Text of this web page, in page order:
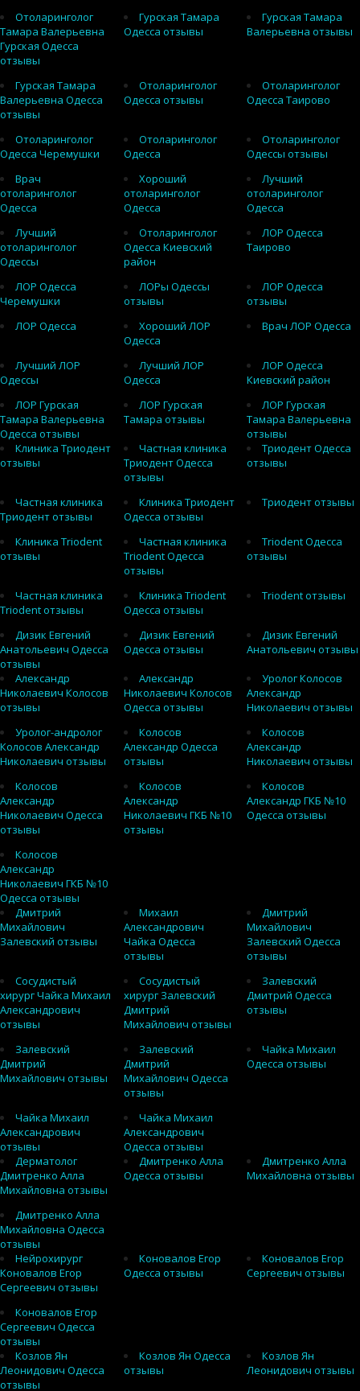
Отоларинголог
Тамара Валерьевна
Гурская Одесса
отзывы
Гурская Тамара
Одесса отзывы
Гурская Тамара
Валерьевна отзывы
Гурская Тамара
Валерьевна Одесса
отзывы
Отоларинголог
Одесса отзывы
Отоларинголог
Одесса Таирово
Отоларинголог
Одесса Черемушки
Отоларинголог
Одесса
Отоларинголог
Одессы отзывы
Врач
отоларинголог
Одесса
Хороший
отоларинголог
Одесса
Лучший
отоларинголог
Одесса
Лучший
отоларинголог
Одессы
Отоларинголог
Одесса Киевский
район
ЛОР Одесса
Таирово
ЛОР Одесса
Черемушки
ЛОРы Одессы
отзывы
ЛОР Одесса
отзывы
ЛОР Одесса
Хороший ЛОР
Одесса
Врач ЛОР Одесса
Лучший ЛОР
Одессы
Лучший ЛОР
Одесса
ЛОР Одесса
Киевский район
ЛОР Гурская
Тамара Валерьевна
Одесса отзывы
ЛОР Гурская
Тамара отзывы
ЛОР Гурская
Тамара Валерьевна
отзывы
Клиника Триодент
отзывы
Частная клиника
Триодент Одесса
отзывы
Триодент Одесса
отзывы
Частная клиника
Триодент отзывы
Клиника Триодент
Одесса отзывы
Триодент отзывы
Клиника Triodent
отзывы
Частная клиника
Triodent Одесса
отзывы
Triodent Одесса
отзывы
Частная клиника
Triodent отзывы
Клиника Triodent
Одесса отзывы
Triodent отзывы
Дизик Евгений
Анатольевич Одесса
отзывы
Дизик Евгений
Одесса отзывы
Дизик Евгений
Анатольевич отзывы
Александр
Николаевич Колосов
отзывы
Александр
Николаевич Колосов
Одесса отзывы
Уролог Колосов
Александр
Николаевич отзывы
Уролог-андролог
Колосов Александр
Николаевич отзывы
Колосов
Александр Одесса
отзывы
Колосов
Александр
Николаевич отзывы
Колосов
Александр
Николаевич Одесса
отзывы
Колосов
Александр
Николаевич ГКБ №10
отзывы
Колосов
Александр ГКБ №10
Одесса отзывы
Колосов
Александр
Николаевич ГКБ №10
Одесса отзывы
Дмитрий
Михайлович
Залевский отзывы
Михаил
Александрович
Чайка Одесса
отзывы
Дмитрий
Михайлович
Залевский Одесса
отзывы
Сосудистый
хирург Чайка Михаил
Александрович
отзывы
Сосудистый
хирург Залевский
Дмитрий
Михайлович отзывы
Залевский
Дмитрий Одесса
отзывы
Залевский
Дмитрий
Михайлович отзывы
Залевский
Дмитрий
Михайлович Одесса
отзывы
Чайка Михаил
Одесса отзывы
Чайка Михаил
Александрович
отзывы
Чайка Михаил
Александрович
Одесса отзывы
Дерматолог
Дмитренко Алла
Михайловна отзывы
Дмитренко Алла
Одесса отзывы
Дмитренко Алла
Михайловна отзывы
Дмитренко Алла
Михайловна Одесса
отзывы
Нейрохирург
Коновалов Егор
Сергеевич отзывы
Коновалов Егор
Одесса отзывы
Коновалов Егор
Сергеевич отзывы
Коновалов Егор
Сергеевич Одесса
отзывы
Козлов Ян
Леонидович Одесса
отзывы
Козлов Ян Одесса
отзывы
Козлов Ян
Леонидович отзывы